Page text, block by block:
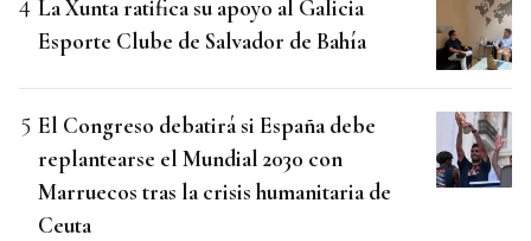
La Xunta ratifica su apoyo al Galicia
Esporte Clube de Salvador de Bahía
El Congreso debatirá si España debe
replantearse el Mundial 2030 con
Marruecos tras la crisis humanitaria de
Ceuta